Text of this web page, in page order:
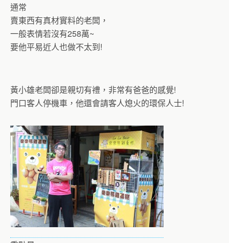
通常
賣東西有真材實料的老闆，
一般表情若沒有258萬~
要他平易近人也做不太到!
黃小雄老闆卻是親切有禮，非常有爸爸的感覺!
門口客人停機車，他還會請客人熄火的環保人士!